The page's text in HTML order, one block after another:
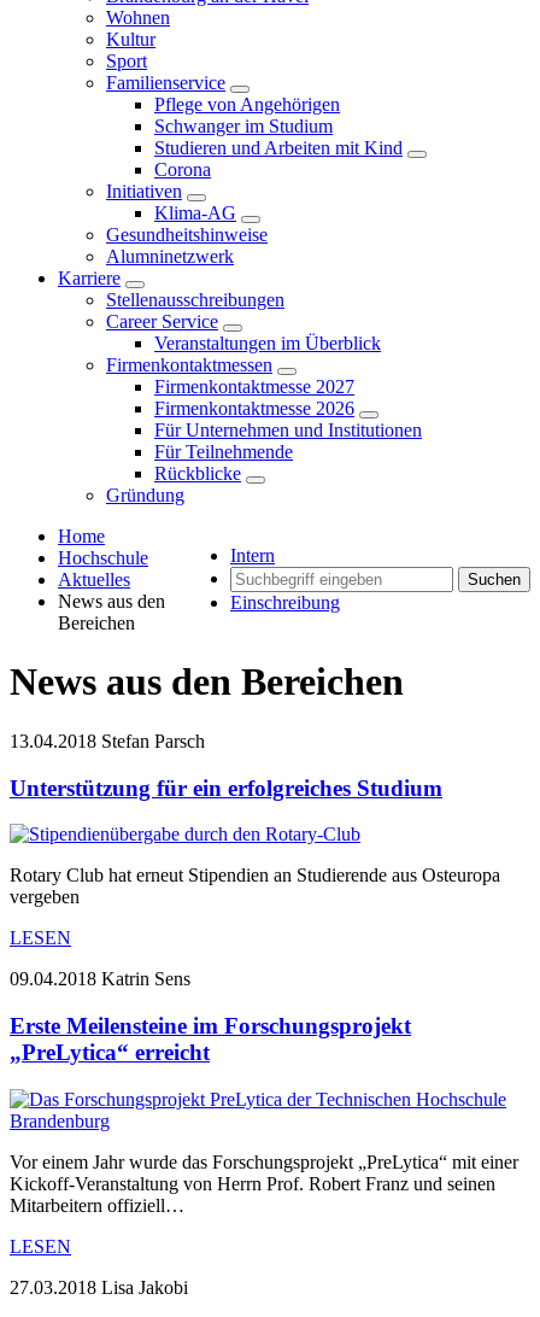
Wohnen
Kultur
Sport
Familienservice
Pflege von Angehörigen
Schwanger im Studium
Studieren und Arbeiten mit Kind
Corona
Initiativen
Klima-AG
Gesundheitshinweise
Alumninetzwerk
Karriere
Stellenausschreibungen
Career Service
Veranstaltungen im Überblick
Firmenkontaktmessen
Firmenkontaktmesse 2027
Firmenkontaktmesse 2026
Für Unternehmen und Institutionen
Für Teilnehmende
Rückblicke
Gründung
Intern
Suchen
Einschreibung
Home
Hochschule
Aktuelles
News aus den
Bereichen
News aus den Bereichen
13.04.2018 Stefan Parsch
Unterstützung für ein erfolgreiches Studium
Rotary Club hat erneut Stipendien an Studierende aus Osteuropa
vergeben
LESEN
09.04.2018 Katrin Sens
Erste Meilensteine im Forschungsprojekt
„PreLytica“ erreicht
Vor einem Jahr wurde das Forschungsprojekt „PreLytica“ mit einer
Kickoff-Veranstaltung von Herrn Prof. Robert Franz und seinen
Mitarbeitern offiziell…
LESEN
27.03.2018 Lisa Jakobi